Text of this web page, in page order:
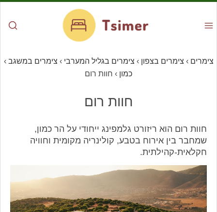
צימרים › צימרים בצפון › צימרים בגליל המערבי › צימרים במשגב ›
כמון › חוות רום
חוות רום
חוות רום הוא ריזורט גלמפינג ייחודי על הר כמון,
שמחבר בין אירוח בטבע, קולינריה מקומית וחוויה
חקלאית-קהילתית.